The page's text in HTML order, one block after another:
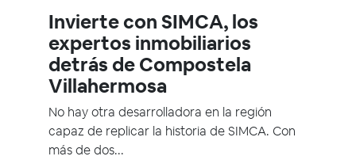
Invierte con SIMCA, los
expertos inmobiliarios
detrás de Compostela
Villahermosa
No hay otra desarrolladora en la región
capaz de replicar la historia de SIMCA. Con
más de dos...